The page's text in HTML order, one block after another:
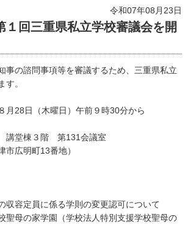
令和07年08月23日
１回三重県私立学校審議会を開
事の諮問事項等を審議するため、三重県私立
す。
28日（木曜日）午前９時30分から
堂棟３階 第131会議室
明町13番地）
容定員に係る学則の変更認可について
家学園（学校法人特別支援学校聖母の